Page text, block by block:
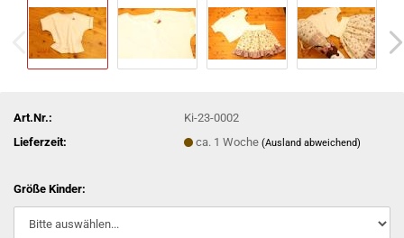
Art.Nr.:
Ki-23-0002
Lieferzeit:
ca. 1 Woche(Ausland abweichend)
Größe Kinder: